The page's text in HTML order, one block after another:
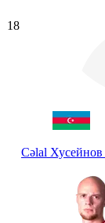
18
Cəlal Хусейнов